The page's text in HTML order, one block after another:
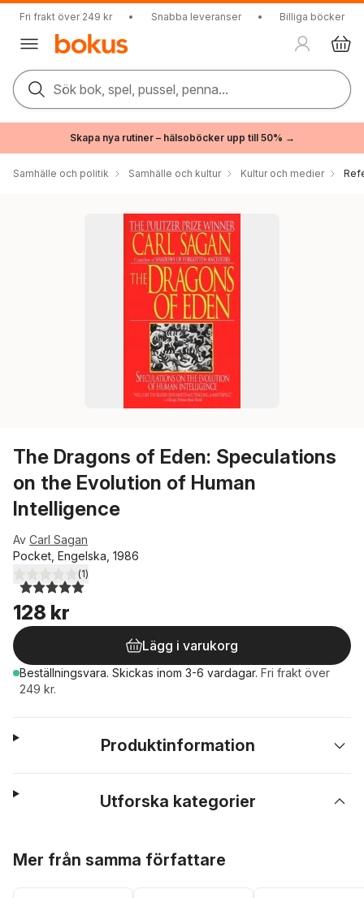
Fri frakt över 249 kr • Snabba leveranser • Billiga böcker
Sök bok, spel, pussel, penna...
Skapa nya rutiner – hälsoböcker upp till 50% →
Samhälle och politik Samhälle och kultur Kultur och medier
The Dragons of Eden: Speculations
on the Evolution of Human
Intelligence
Av Carl Sagan
Pocket, Engelska, 1986
5,0utav 5 stjärnor. Totalt antal röster:
(1)
128 kr
Lägg i varukorg
Beställningsvara. Skickas inom 3-6 vardagar. Fri frakt över
249 kr.
Produktinformation
Utforska kategorier
Mer från samma författare